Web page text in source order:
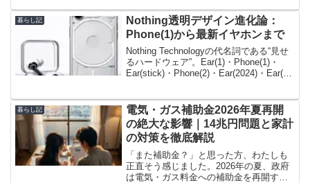
ない。結果として、最終的にはアプリの
機能から担当者とL...
暮らし記
Nothing透明デザイン進化論：
Phone(1)から最新イヤホンまで
Nothing Technologyの代名詞である“見せ
るハードウェア”。Ear(1)・Phone(1)・
Ear(stick)・Phone(2)・Ear(2024)・Ear(a)
の方向性を予測します。
暮らし記
電気・ガス補助金2026年夏再開
の絶大な影響｜14兆円問題と家計
の対策を徹底解説
「また補助金？」と思った方、わたしも
正直そう感じました。2026年の夏、政府
は電気・ガス料金への補助金を再開する